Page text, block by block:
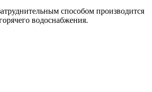
способом производится
водоснабжения.